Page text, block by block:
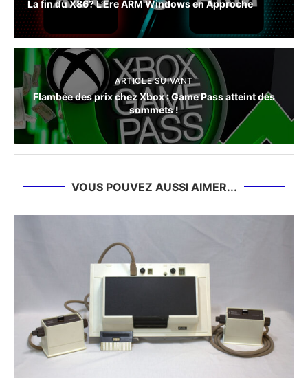
La fin du X86? L’Ère ARM Windows en Approche
ARTICLE SUIVANT
Flambée des prix chez Xbox : Game Pass atteint des
sommets !
VOUS POUVEZ AUSSI AIMER...